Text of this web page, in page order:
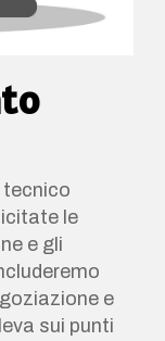
tecnico
le
e gli
e
sui punti